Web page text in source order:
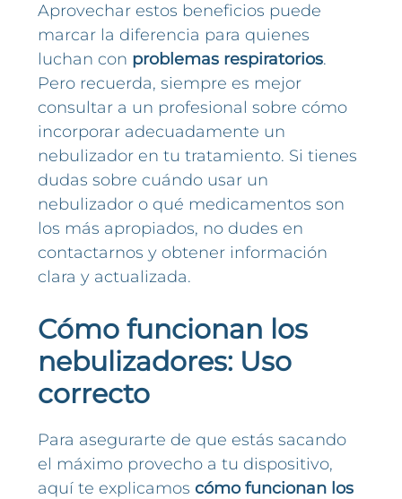
Aprovechar estos beneficios puede
marcar la diferencia para quienes
luchan con problemas respiratorios.
Pero recuerda, siempre es mejor
consultar a un profesional sobre cómo
incorporar adecuadamente un
nebulizador en tu tratamiento. Si tienes
dudas sobre cuándo usar un
nebulizador o qué medicamentos son
los más apropiados, no dudes en
contactarnos y obtener información
clara y actualizada.
Cómo funcionan los
nebulizadores: Uso
correcto
Para asegurarte de que estás sacando
el máximo provecho a tu dispositivo,
aquí te explicamoscómo funcionan los